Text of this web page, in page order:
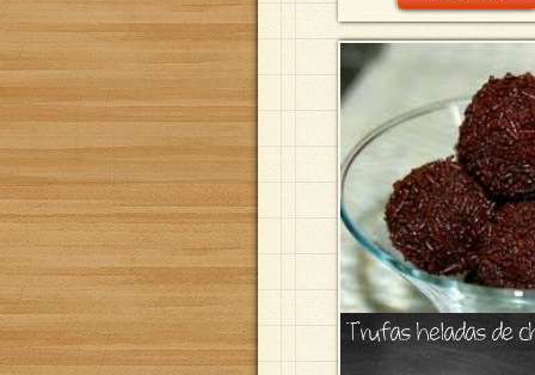
Trufas heladas de